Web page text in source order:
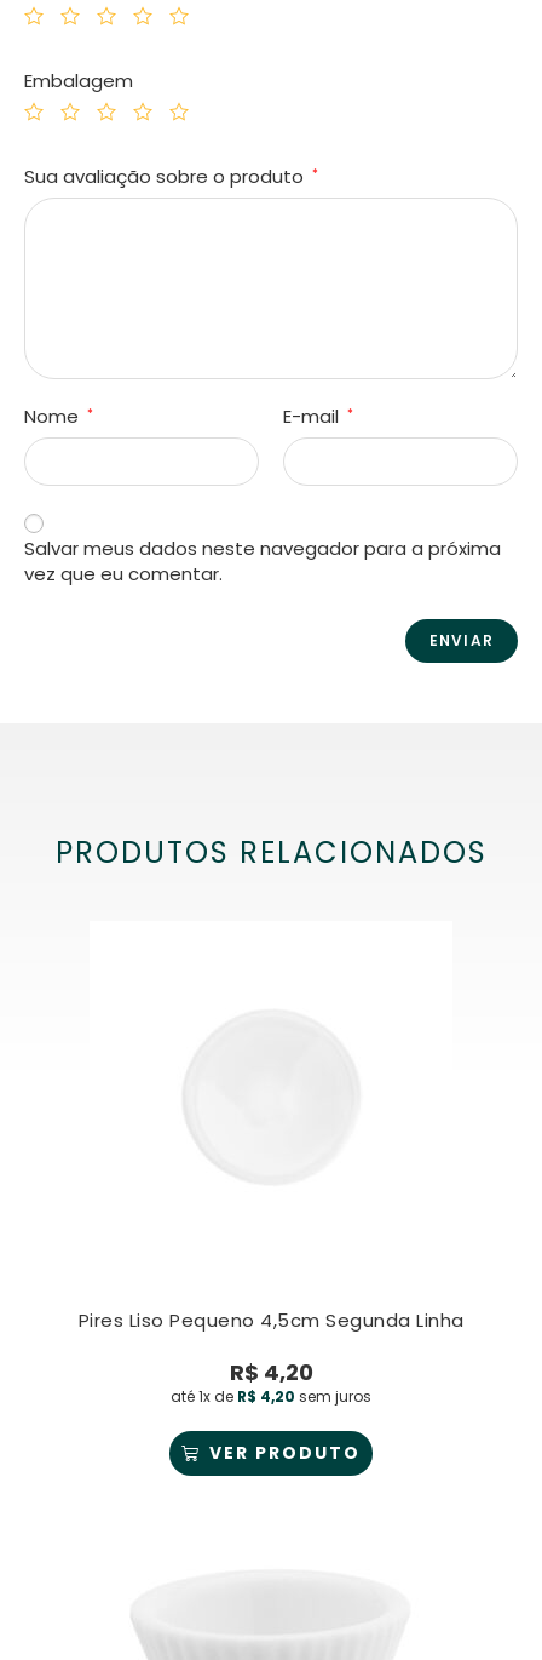
Embalagem
Sua avaliação sobre o produto *
Nome * E-mail *
Salvar meus dados neste navegador para a próxima
vez que eu comentar.
PRODUTOS RELACIONADOS
Pires Liso Pequeno 4,5cm Segunda Linha
R$ 4,20
até 1x de R$ 4,20 sem juros
VER PRODUTO